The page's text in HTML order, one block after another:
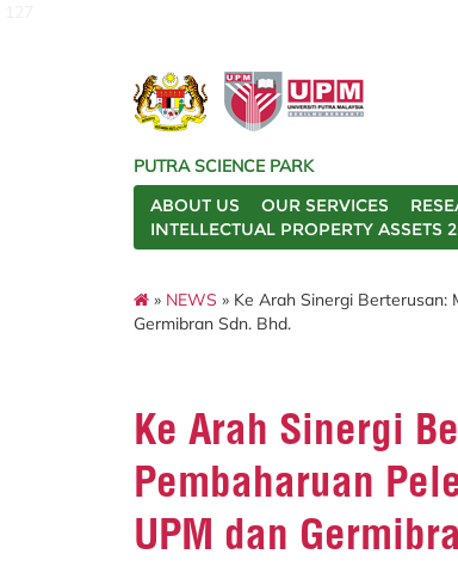
PUTRA SCIENCE PARK
ABOUT US
OUR SERVICES
INTELLECTUAL PROPERTY ASSETS
» NEWS » Ke Arah Sinergi Berterusan:
Germibran Sdn. Bhd.
Ke Arah Sinergi
Pembaharuan
UPM dan